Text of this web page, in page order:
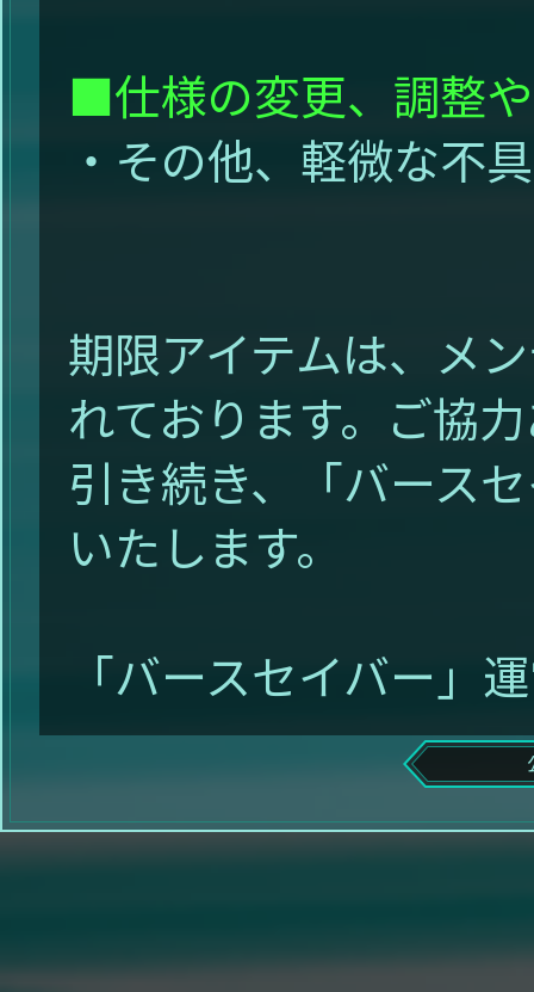
■仕様の変更、調整
・その他、軽微な不
期限アイテムは、メ
れております。ご協
引き続き、「バース
いたします。
「バースセイバー」